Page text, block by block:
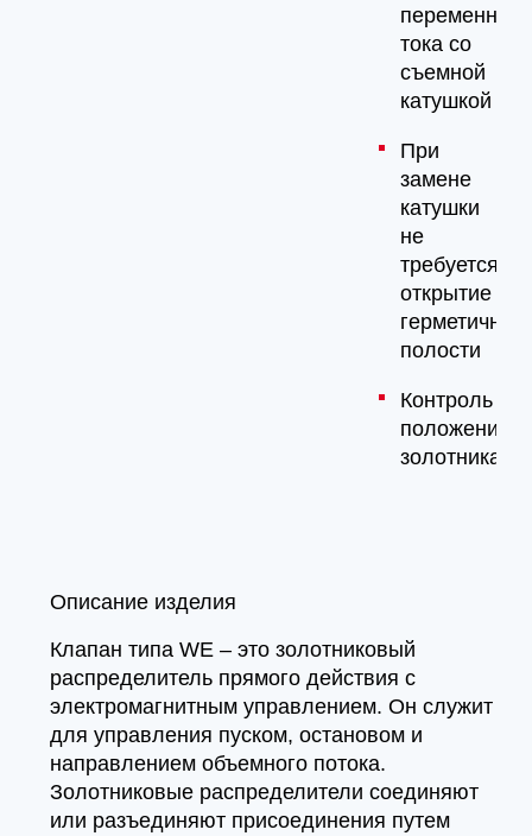
переменного
тока со
съемной
катушкой
При
замене
катушки
не
требуется
открытие
герметичной
полости
Контроль
положения
золотника
Описание изделия
Клапан типа WE – это золотниковый
распределитель прямого действия с
электромагнитным управлением. Он служит
для управления пуском, остановом и
направлением объемного потока.
Золотниковые распределители соединяют
или разъединяют присоединения путем